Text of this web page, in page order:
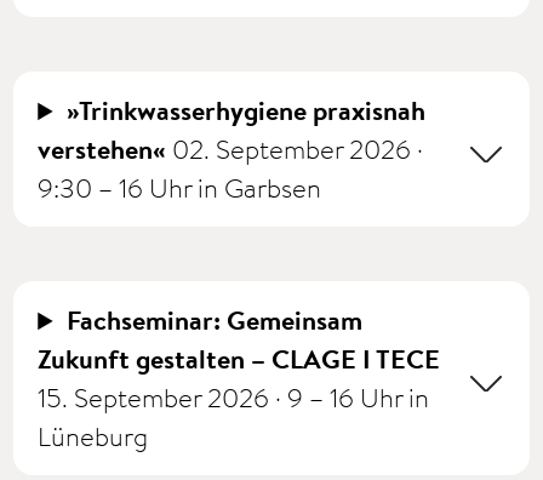
»Trinkwasserhygiene praxisnah
verstehen« 02. September 2026 ·
9:30 – 16 Uhr in Garbsen
Fachseminar: Gemeinsam
Zukunft gestalten – CLAGE I TECE
15. September 2026 · 9 – 16 Uhr in
Lüneburg